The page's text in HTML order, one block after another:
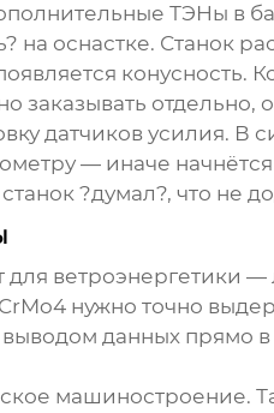
ТЭНы в
на оснастке. Станок
конусность.
отдельно,
датчиков усилия. В
— иначе
?думал?, что
для
нужно точно
данных прямо в
машиностроение.